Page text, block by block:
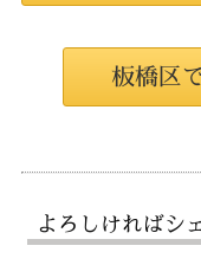
板橋区
よろしければシ